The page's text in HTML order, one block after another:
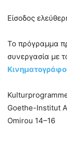
Είσοδος
Το πρόγραμμα
συνεργασία με
Goethe-Institut
Omirou 14–16